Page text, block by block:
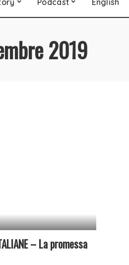
Podcast English
2019
– La promessa